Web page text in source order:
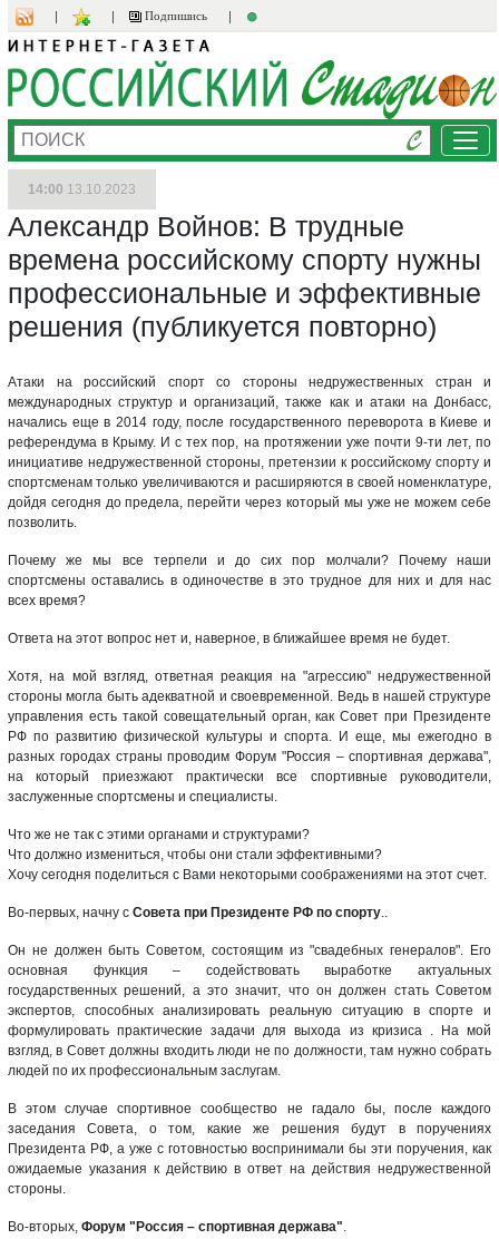
Подпишись
14:00 13.10.2023
Александр Войнов: В трудные
времена российскому спорту нужны
профессиональные и эффективные
решения (публикуется повторно)
Атаки на российский спорт со стороны недружественных стран и
международных структур и организаций, также как и атаки на Донбасс,
начались еще в 2014 году, после государственного переворота в Киеве и
референдума в Крыму. И с тех пор, на протяжении уже почти 9-ти лет, по
инициативе недружественной стороны, претензии к российскому спорту и
спортсменам только увеличиваются и расширяются в своей номенклатуре,
дойдя сегодня до предела, перейти через который мы уже не можем себе
позволить.
Почему же мы все терпели и до сих пор молчали? Почему наши
спортсмены оставались в одиночестве в это трудное для них и для нас
всех время?
Ответа на этот вопрос нет и, наверное, в ближайшее время не будет.
Хотя, на мой взгляд, ответная реакция на "агрессию" недружественной
стороны могла быть адекватной и своевременной. Ведь в нашей структуре
управления есть такой совещательный орган, как Совет при Президенте
РФ по развитию физической культуры и спорта. И еще, мы ежегодно в
разных городах страны проводим Форум "Россия – спортивная держава",
на который приезжают практически все спортивные руководители,
заслуженные спортсмены и специалисты.
Что же не так с этими органами и структурами?
Что должно измениться, чтобы они стали эффективными?
Хочу сегодня поделиться с Вами некоторыми соображениями на этот счет.
Во-первых, начну с Совета при Президенте РФ по спорту..
Он не должен быть Советом, состоящим из "свадебных генералов". Его
основная функция – содействовать выработке актуальных
государственных решений, а это значит, что он должен стать Советом
экспертов, способных анализировать реальную ситуацию в спорте и
формулировать практические задачи для выхода из кризиса . На мой
взгляд, в Совет должны входить люди не по должности, там нужно собрать
людей по их профессиональным заслугам.
В этом случае спортивное сообщество не гадало бы, после каждого
заседания Совета, о том, какие же решения будут в поручениях
Президента РФ, а уже с готовностью воспринимали бы эти поручения, как
ожидаемые указания к действию в ответ на действия недружественной
стороны.
Во-вторых, Форум "Россия – спортивная держава".